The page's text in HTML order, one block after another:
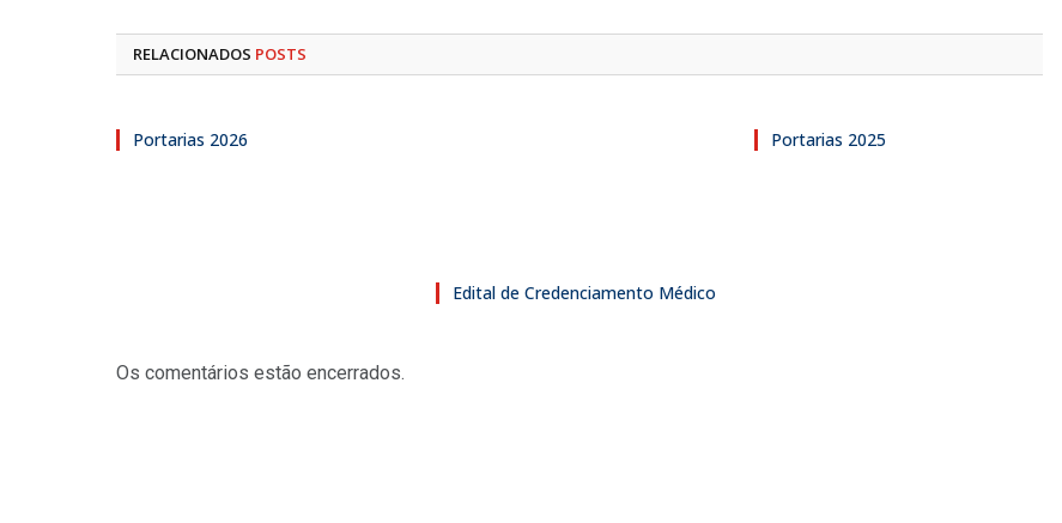
RELACIONADOS POSTS
Portarias 2026
Edital de Credenciamento Médico
Portarias 2025
Os comentários estão encerrados.